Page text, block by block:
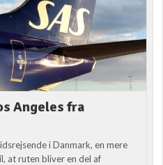
Angeles fra
i Danmark, en mere
at ruten bliver en del af